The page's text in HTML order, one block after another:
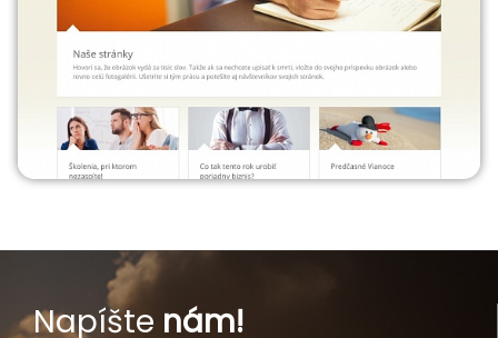
Napíšte nám!